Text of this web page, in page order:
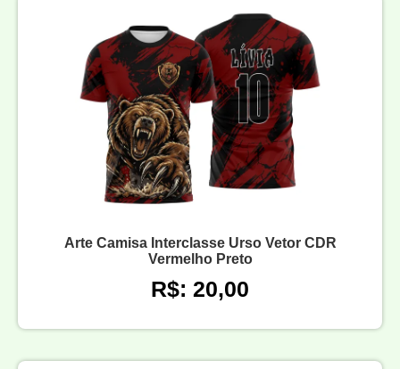
Arte Camisa Interclasse Urso Vetor CDR
Vermelho Preto
R$: 20,00